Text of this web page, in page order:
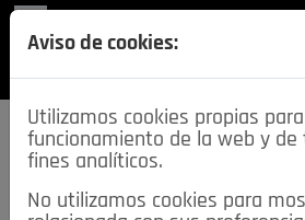
SECCIONES
Aviso de cookies:
Utilizamos cookies propias
funcionamiento de la web y de
fines analíticos.
No utilizamos cookies para